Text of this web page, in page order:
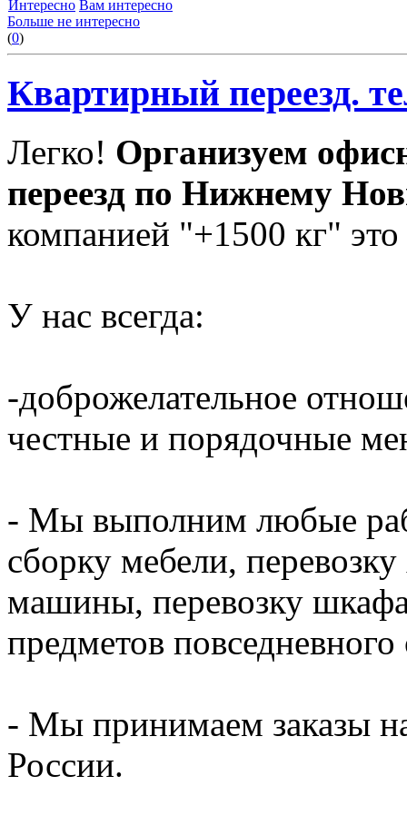
Интересно Вам интересно
Больше не интересно
(0)
Квартирный переезд.
Легко! Организуем
переезд по Нижнему
компанией "+1500 кг"
У нас всегда:
-доброжелательное
честные и порядочные
- Мы выполним любые
сборку мебели,
машины, перевозку
предметов
- Мы принимаем заказы
России.